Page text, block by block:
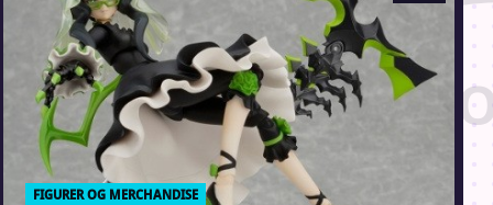
FIGURER OG MERCHANDISE